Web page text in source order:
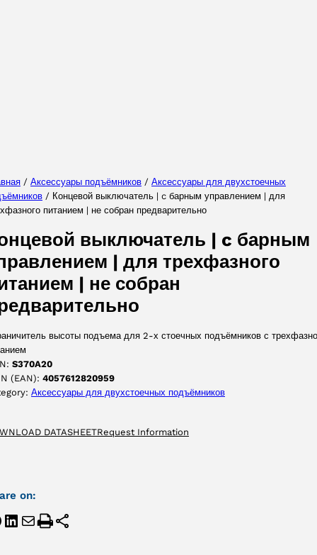
/ Аксессуары подъёмников / Аксессуары для двухстоечных
/ Концевой выключатель | c барным управлением | для
питанием | не собран предварительно
выключатель | c барным
| для трехфазного
| не собран
высоты подъема для 2-х стоечных подъёмников с
S370A20
(EAN): 4057612820959
Аксессуары для двухстоечных подъёмников
DATASHEETRequest Information
on: